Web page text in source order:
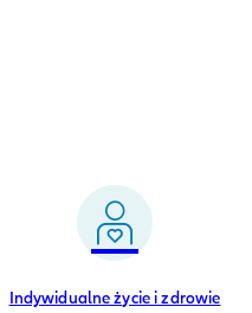
Indywidualne życie i zdrowie